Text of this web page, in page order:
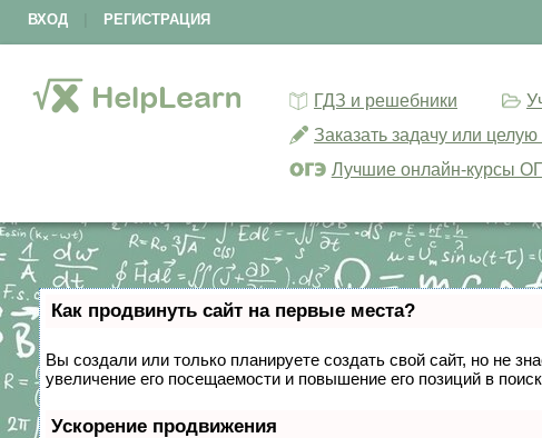
ВХОД РЕГИСТРАЦИЯ
ГДЗ и решебники
Заказать задачу или
Лучшие онлайн-курсы
Как продвинуть сайт на первые места?
Вы создали или только планируете создать свой сайт, но не
увеличение его посещаемости и повышение его позиций в
Ускорение продвижения